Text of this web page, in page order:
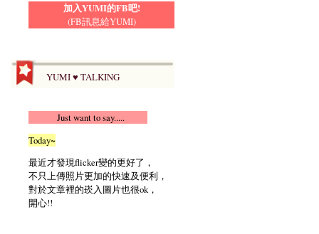
加入YUMI的FB吧!
(FB訊息給YUMI)
YUMI ♥ TALKING
Just want to say.....
Today~
最近才發現flicker變的更好了，
不只上傳照片更加的快速及便利，
對於文章裡的崁入圖片也很ok，
開心!!